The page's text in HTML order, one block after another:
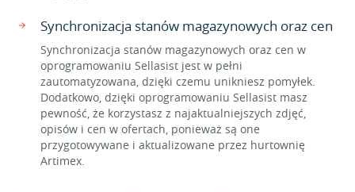
Synchronizacja stanów magazynowych oraz cen
Synchronizacja stanów magazynowych oraz cen w
oprogramowaniu Sellasist jest w pełni
zautomatyzowana, dzięki czemu unikniesz pomyłek.
Dodatkowo, dzięki oprogramowaniu Sellasist masz
pewność, że korzystasz z najaktualniejszych zdjęć,
opisów i cen w ofertach, ponieważ są one
przygotowywane i aktualizowane przez hurtownię
Artimex.